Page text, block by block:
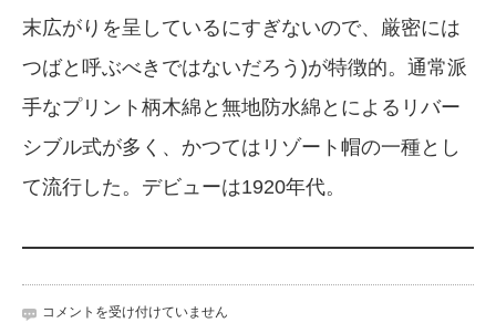
末広がりを呈しているにすぎないので、厳密には
つばと呼ぶべきではないだろう)が特徴的。通常派
手なプリント柄木綿と無地防水綿とによるリバー
シブル式が多く、かつてはリゾート帽の一種とし
て流行した。デビューは1920年代。
帽
コメントを受け付けていません